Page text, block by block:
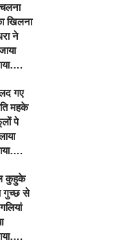
खिलना
ने
गए
महके
पे
कुहुके
गुच्छ से